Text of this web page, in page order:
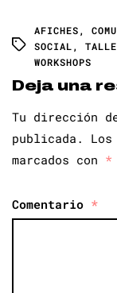
AFICHES,
SOCIAL,
WORKSHOPS
Deja una
Tu dirección
publicada.
marcados con *
Comentario *